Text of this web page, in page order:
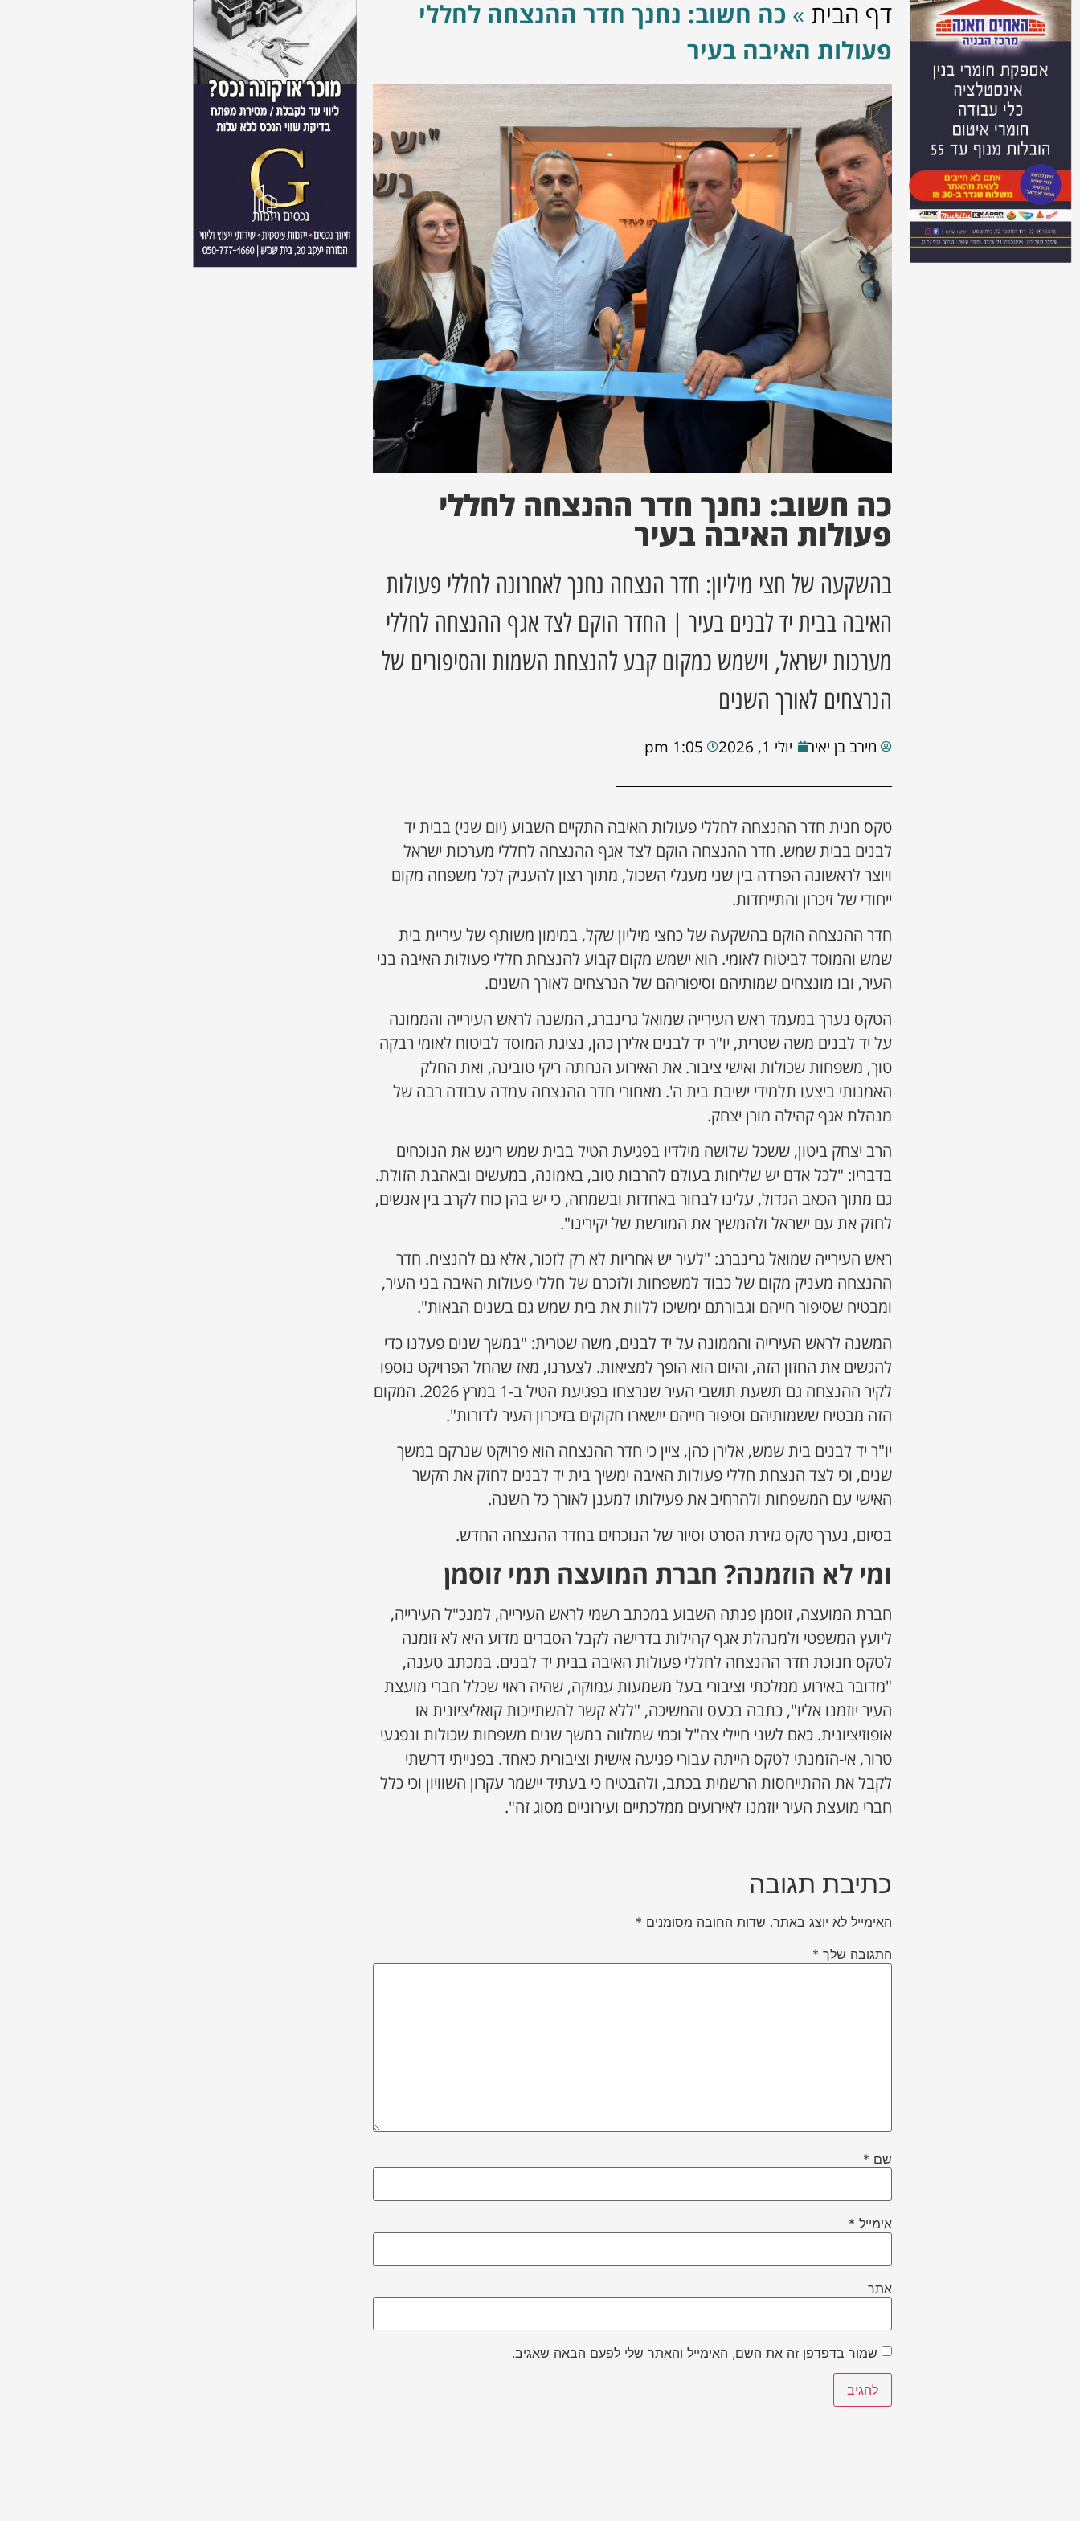
דף הבית » כה חשוב: נחנך חדר ההנצחה לחללי
פעולות האיבה בעיר
כה חשוב: נחנך חדר ההנצחה לחללי
פעולות האיבה בעיר
בהשקעה של חצי מיליון: חדר הנצחה נחנך לאחרונה לחללי פעולות
האיבה בבית יד לבנים בעיר | החדר הוקם לצד אגף ההנצחה לחללי
מערכות ישראל, וישמש כמקום קבע להנצחת השמות והסיפורים של
הנרצחים לאורך השנים
מירב בן יאיר יולי 1, 2026 1:05 pm
טקס חנית חדר ההנצחה לחללי פעולות האיבה התקיים השבוע (יום שני) בבית יד
לבנים בבית שמש. חדר ההנצחה הוקם לצד אגף ההנצחה לחללי מערכות ישראל
ויוצר לראשונה הפרדה בין שני מעגלי השכול, מתוך רצון להעניק לכל משפחה מקום
ייחודי של זיכרון והתייחדות.
חדר ההנצחה הוקם בהשקעה של כחצי מיליון שקל, במימון משותף של עיריית בית
שמש והמוסד לביטוח לאומי. הוא ישמש מקום קבוע להנצחת חללי פעולות האיבה בני
העיר, ובו מונצחים שמותיהם וסיפוריהם של הנרצחים לאורך השנים.
הטקס נערך במעמד ראש העירייה שמואל גרינברג, המשנה לראש העירייה והממונה
על יד לבנים משה שטרית, יו"ר יד לבנים אלירן כהן, נציגת המוסד לביטוח לאומי רבקה
טוך, משפחות שכולות ואישי ציבור. את האירוע הנחתה ריקי טובינה, ואת החלק
האמנותי ביצעו תלמידי ישיבת בית ה'. מאחורי חדר ההנצחה עמדה עבודה רבה של
מנהלת אגף קהילה מורן יצחק.
הרב יצחק ביטון, ששכל שלושה מילדיו בפגיעת הטיל בבית שמש ריגש את הנוכחים
בדבריו: "לכל אדם יש שליחות בעולם להרבות טוב, באמונה, במעשים ובאהבת הזולת.
גם מתוך הכאב הגדול, עלינו לבחור באחדות ובשמחה, כי יש בהן כוח לקרב בין אנשים,
לחזק את עם ישראל ולהמשיך את המורשת של יקירינו".
ראש העירייה שמואל גרינברג: "לעיר יש אחריות לא רק לזכור, אלא גם להנציח. חדר
ההנצחה מעניק מקום של כבוד למשפחות ולזכרם של חללי פעולות האיבה בני העיר,
ומבטיח שסיפור חייהם וגבורתם ימשיכו ללוות את בית שמש גם בשנים הבאות".
המשנה לראש העירייה והממונה על יד לבנים, משה שטרית: "במשך שנים פעלנו כדי
להגשים את החזון הזה, והיום הוא הופך למציאות. לצערנו, מאז שהחל הפרויקט נוספו
לקיר ההנצחה גם תשעת תושבי העיר שנרצחו בפגיעת הטיל ב-1 במרץ 2026. המקום
הזה מבטיח ששמותיהם וסיפור חייהם יישארו חקוקים בזיכרון העיר לדורות".
יו"ר יד לבנים בית שמש, אלירן כהן, ציין כי חדר ההנצחה הוא פרויקט שנרקם במשך
שנים, וכי לצד הנצחת חללי פעולות האיבה ימשיך בית יד לבנים לחזק את הקשר
האישי עם המשפחות ולהרחיב את פעילותו למענן לאורך כל השנה.
בסיום, נערך טקס גזירת הסרט וסיור של הנוכחים בחדר ההנצחה החדש.
ומי לא הוזמנה? חברת המועצה תמי זוסמן
חברת המועצה, זוסמן פנתה השבוע במכתב רשמי לראש העירייה, למנכ"ל העירייה,
ליועץ המשפטי ולמנהלת אגף קהילות בדרישה לקבל הסברים מדוע היא לא זומנה
לטקס חנוכת חדר ההנצחה לחללי פעולות האיבה בבית יד לבנים. במכתב טענה,
"מדובר באירוע ממלכתי וציבורי בעל משמעות עמוקה, שהיה ראוי שכלל חברי מועצת
העיר יוזמנו אליו", כתבה בכעס והמשיכה, "ללא קשר להשתייכות קואליציונית או
אופוזיציונית. כאם לשני חיילי צה"ל וכמי שמלווה במשך שנים משפחות שכולות ונפגעי
טרור, אי-הזמנתי לטקס הייתה עבורי פגיעה אישית וציבורית כאחד. בפנייתי דרשתי
לקבל את ההתייחסות הרשמית בכתב, ולהבטיח כי בעתיד יישמר עקרון השוויון וכי כלל
חברי מועצת העיר יוזמנו לאירועים ממלכתיים ועירוניים מסוג זה".
כתיבת תגובה
האימייל לא יוצג באתר. שדות החובה מסומנים *
התגובה שלך *
שם *
אימייל *
אתר
שמור בדפדפן זה את השם, האימייל והאתר שלי לפעם הבאה שאגיב.